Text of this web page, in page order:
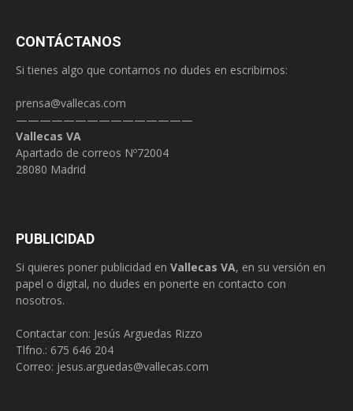
CONTÁCTANOS
Si tienes algo que contarnos no dudes en escribirnos:
prensa@vallecas.com
———————————————
Vallecas VA
Apartado de correos Nº72004
28080 Madrid
PUBLICIDAD
Si quieres poner publicidad en Vallecas VA, en su versión en
papel o digital, no dudes en ponerte en contacto con
nosotros.
Contactar con: Jesús Arguedas Rizzo
Tlfno.: 675 646 204
Correo: jesus.arguedas@vallecas.com